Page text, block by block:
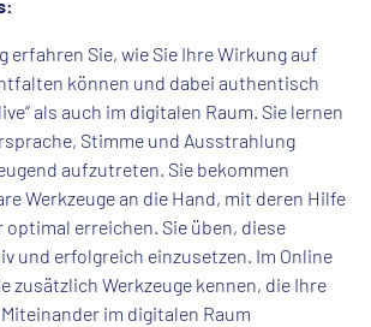
erfahren Sie, wie Sie Ihre Wirkung auf
können und dabei authentisch
als auch im digitalen Raum. Sie lernen
Stimme und Ausstrahlung
aufzutreten. Sie bekommen
Werkzeuge an die Hand, mit deren Hilfe
optimal erreichen. Sie üben, diese
und erfolgreich einzusetzen. Im Online
zusätzlich Werkzeuge kennen, die Ihre
im digitalen Raum